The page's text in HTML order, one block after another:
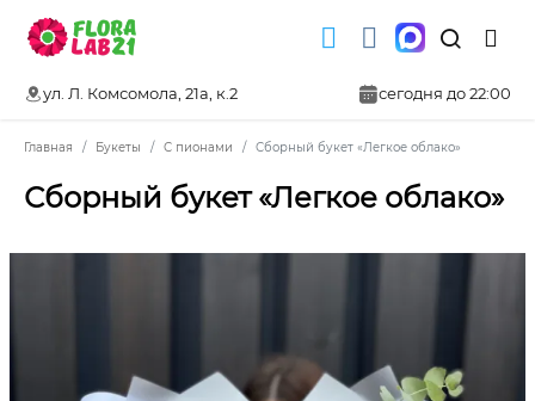
ул. Л. Комсомола, 21а, к.2 сегодня до 22:00
Главная Букеты С пионами Сборный букет «Легкое облако»
Сборный букет «Легкое облако»